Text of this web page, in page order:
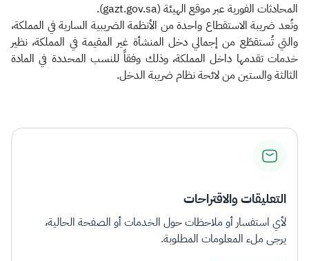
المحادثات الفورية عبر موقع الهيئة (gazt.gov.sa).
وتُعد ضريبة الاستقطاع واحدة من الأنظمة الضريبية السارية في المملكة،
والتي تُستقطَع من إجمالي دخل المنشأة غير المقيمة في المملكة، نظير
خدمات تقدمها داخل المملكة، وذلك وفقاً للنسب المحددة في المادة
الثالثة والستين من لائحة نظام ضريبة الدخل.
التعليقات والاقتراحات
لأي استفسار أو ملاحظات حول الخدمات أو الصفحة الحالية،
يرجى ملء المعلومات المطلوبة.